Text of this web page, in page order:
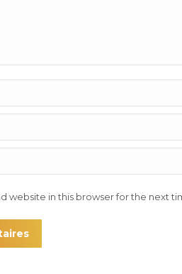
website in this browser for the next